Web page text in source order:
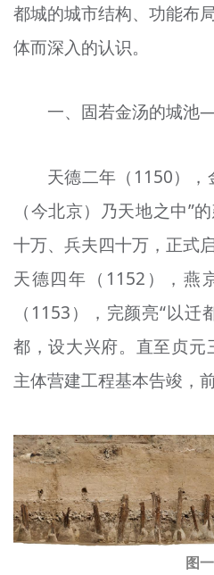
都城的城市结构、功能布
体而深入的认识。
一、固若金汤的城
天德二年（1150），
（今北京）乃天地之中”
十万、兵夫四十万，正式
天德四年（1152），燕
（1153），完颜亮“以
都，设大兴府。直至贞
主体营建工程基本告竣，
图一